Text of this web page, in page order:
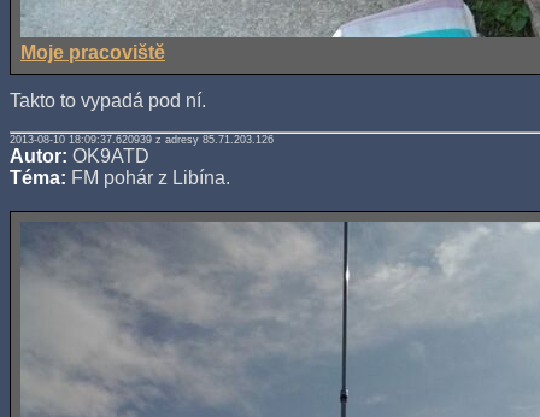
Moje pracoviště
Takto to vypadá pod ní.
2013-08-10 18:09:37.620939 z adresy 85.71.203.126
Autor: OK9ATD
Téma: FM pohár z Libína.